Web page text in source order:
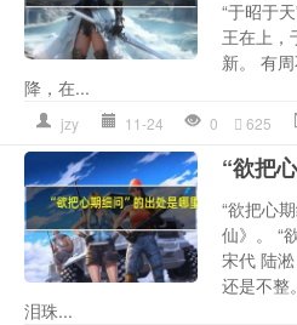
“于昭于
王在上，
新。 有
降，在...
jzy 11-24 0 625
“欲把
“欲把心
仙》。 “
宋代 陆
还是不整
泪珠...